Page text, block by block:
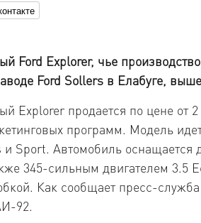
Ford Explorer, чье
Ford Sollers в Елабуге,
Explorer продается по цене от
программ. Модель
и Sport. Автомобиль оснащается
345-сильным двигателем 3.5
Как сообщает пресс-
92.